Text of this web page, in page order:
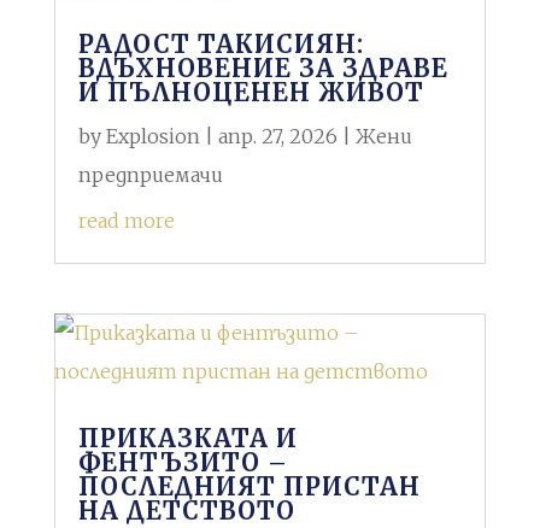
РАДОСТ ТАКИСИЯН:
ВДЪХНОВЕНИЕ ЗА ЗДРАВЕ
И ПЪЛНОЦЕНЕН ЖИВОТ
by Explosion| апр. 27, 2026
Жени
предприемачи
read more
ПРИКАЗКАТА И
ФЕНТЪЗИТО –
ПОСЛЕДНИЯТ ПРИСТАН
НА ДЕТСТВОТО